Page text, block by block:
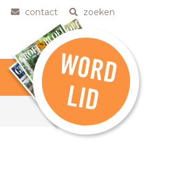
contact zoeken
W
O
R
D
L
ID